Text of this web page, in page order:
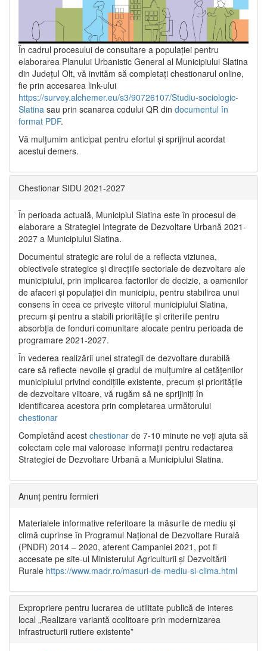
În cadrul procesului de consultare a populaţiei pentru
elaborarea Planului Urbanistic General al Municipiului Slatina
din Județul Olt, vă invităm să completați chestionarul online,
fie prin accesarea link-ului
https://survey.alchemer.eu/s3/90726107/Studiu-sociologic-
Slatina sau prin scanarea codului QR din documentul în
format PDF.
Vă mulţumim anticipat pentru efortul şi sprijinul acordat
acestui demers.
Chestionar SIDU 2021-2027
În perioada actuală, Municipiul Slatina este în procesul de
elaborare a Strategiei Integrate de Dezvoltare Urbană 2021‐
2027 a Municipiului Slatina.
Documentul strategic are rolul de a reflecta viziunea,
obiectivele strategice și direcțiile sectoriale de dezvoltare ale
municipiului, prin implicarea factorilor de decizie, a oamenilor
de afaceri și populației din municipiu, pentru stabilirea unui
consens în ceea ce privește viitorul municipiului Slatina,
precum și pentru a stabili prioritățile și criteriile pentru
absorbția de fonduri comunitare alocate pentru perioada de
programare 2021-2027.
În vederea realizării unei strategii de dezvoltare durabilă
care să reflecte nevoile și gradul de mulțumire al cetățenilor
municipiului privind condițiile existente, precum și prioritățile
de dezvoltare viitoare, vă rugăm să ne sprijiniți în
identificarea acestora prin completarea următorului
chestionar
Completând acest chestionar de 7-10 minute ne veți ajuta să
colectam cele mai valoroase informații pentru redactarea
Strategiei de Dezvoltare Urbană a Municipiului Slatina.
Anunț pentru fermieri
Materialele informative referitoare la măsurile de mediu și
climă cuprinse în Programul Național de Dezvoltare Rurală
(PNDR) 2014 – 2020, aferent Campaniei 2021, pot fi
accesate pe site-ul Ministerului Agriculturii și Dezvoltării
Rurale https://www.madr.ro/masuri-de-mediu-si-clima.html
Expropriere pentru lucrarea de utilitate publică de interes
local „Realizare variantă ocolitoare prin modernizarea
infrastructurii rutiere existente”